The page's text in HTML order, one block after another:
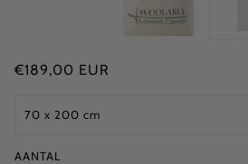
€189,00 EUR
AANTAL